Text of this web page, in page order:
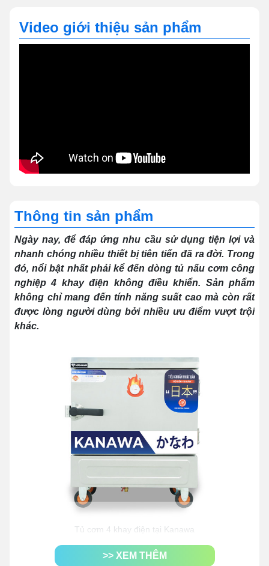
Video giới thiệu sản phẩm
Thông tin sản phẩm
Ngày nay, để đáp ứng nhu cầu sử dụng tiện lợi và
nhanh chóng nhiều thiết bị tiên tiến đã ra đời. Trong
đó, nổi bật nhất phải kể đến dòng tủ nấu cơm công
nghiệp 4 khay điện không điều khiển. Sản phẩm
không chỉ mang đến tính năng suất cao mà còn rất
được lòng người dùng bởi nhiều ưu điểm vượt trội
khác.
Tủ cơm 4 khay điện tại Kanawa
1. Năng suất hoạt động của tủ nấu
>> XEM THÊM